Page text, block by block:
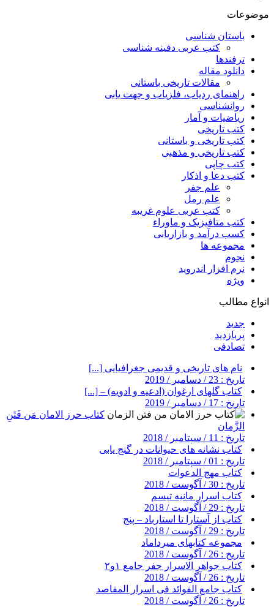
موضوعات
باستان شناسی
کتب عربی دفینه شناسی
ترفندها
دانلود مقاله
مقالات تاریخی باستانی
راهنمای ردیاب، فلزیاب و جهت یابی
روانشناسی
ریاضیات و آمار
کتب تاریخی
کتب تاریخی و باستانی
کتب تاریخی و مذهبی
کتب چاپی
کتب دعا و اذکار
علم جفر
علم رمل
کتب عربی علوم غریبه
کتب متافیزیک و ماوراء
کسب درآمد و بازاریابی
مجموعه ها
نجوم
نرم افزار اندروید
ویژه
انواع مطالب
جدید
پربازدید
تصادفی
نام های تاریخی و قدیمی جغرافیایی [...]
تاریخ : 23 / دسامبر / 2019
کتاب گلهای ارغوان (ادعیه و ادویه) – [...]
تاریخ : 17 / دسامبر / 2019
کتاب حرز الامان مَن فَتَنِ
الزَّمان
تاریخ : 11 / سپتامبر / 2018
کتاب نشانه های حیوانات در گنج یابی
تاریخ : 01 / سپتامبر / 2018
کتاب مهج الدعوات
تاریخ : 30 / آگوست / 2018
کتاب اسرار مانیه تیسم
تاریخ : 29 / آگوست / 2018
کتاب از آستارا تا استارباد – پنج
تاریخ : 29 / آگوست / 2018
مجموعه کتابهای میرداماد
تاریخ : 26 / آگوست / 2018
کتاب جواهر الاسرار جفر جامع ۱و۲
تاریخ : 26 / آگوست / 2018
کتاب جامع الفوائد فی اسرار المقاصد
تاریخ : 26 / آگوست / 2018